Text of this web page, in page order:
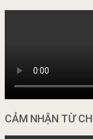
CẢM NHẬN TỪ